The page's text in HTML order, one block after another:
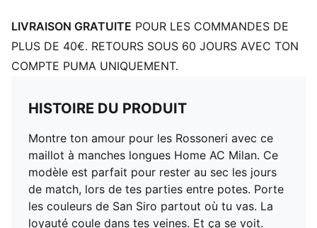
LIVRAISON GRATUITE POUR LES COMMANDES DE
PLUS DE 40€. RETOURS SOUS 60 JOURS AVEC TON
COMPTE PUMA UNIQUEMENT.
HISTOIRE DU PRODUIT
Montre ton amour pour les Rossoneri avec ce
maillot à manches longues Home AC Milan. Ce
modèle est parfait pour rester au sec les jours
de match, lors de tes parties entre potes. Porte
les couleurs de San Siro partout où tu vas. La
loyauté coule dans tes veines. Et ça se voit.